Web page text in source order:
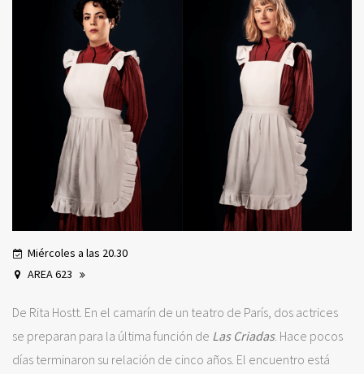
Miércoles a las 20.30
AREA 623
De Rita Hostt. En el camarín de un teatro de París, dos actrices
se preparan para la última función de Las Criadas. Hace pocos
días terminaron su relación de cinco años. El encuentro está